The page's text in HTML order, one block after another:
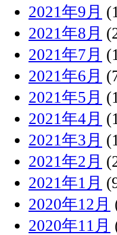
2021年9月
2021年8月
2021年7月
2021年6月
2021年5月
2021年4月
2021年3月
2021年2月
2021年1月
2020年12月
2020年11月